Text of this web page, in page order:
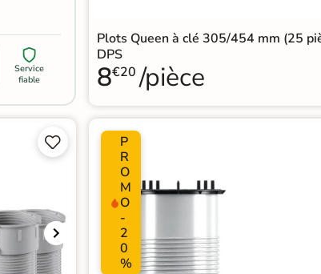
Service
fiable
Plots Queen à clé 305/454 mm (25
DPS
8€20 /pièce


P
R
O
M
O
-
2
0
%